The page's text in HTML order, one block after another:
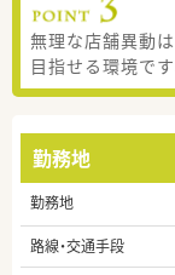
無理な店舗異動
目指せる環境です
勤務地
勤務地
路線・交通手段